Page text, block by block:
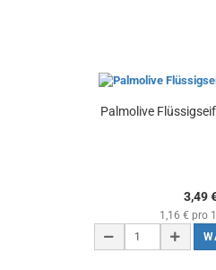
Palmolive
3,49
1,16 € pro